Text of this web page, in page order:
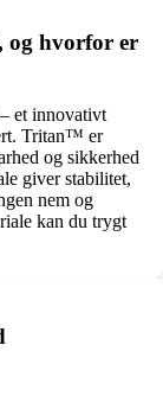
og hvorfor er
et innovativt
Tritan™ er
og sikkerhed
giver stabilitet,
nem og
kan du trygt